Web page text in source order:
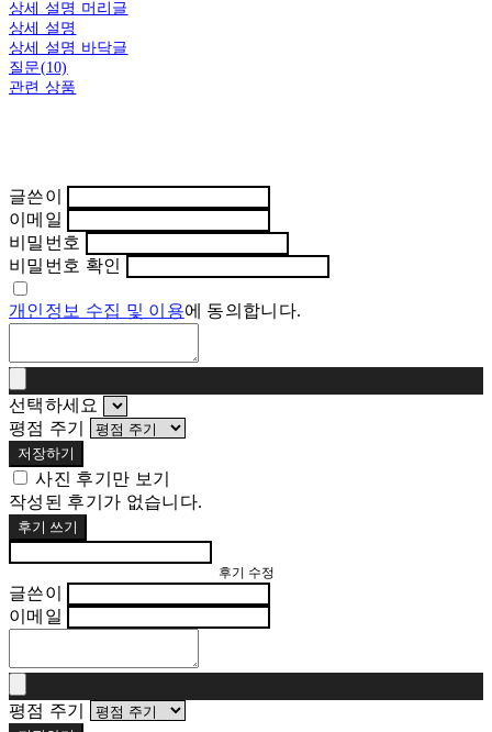
상세 설명 머리글
상세 설명
상세 설명 바닥글
질문(10)
관련 상품
글쓴이
이메일
비밀번호
비밀번호 확인
개인정보 수집 및 이용에 동의합니다.
선택하세요
평점 주기
저장하기
사진 후기만 보기
작성된 후기가 없습니다.
후기 쓰기
후기 수정
글쓴이
이메일
평점 주기